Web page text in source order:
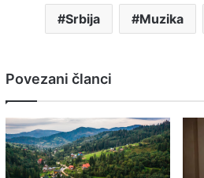
Srbija Muzika
Povezani članci